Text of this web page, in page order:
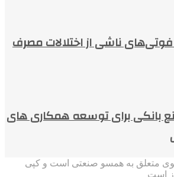
ناشی از اختلالات مصرف
بانکی برای توسعه همکاری های
متعلق به همسو صنعتی است و کپی
است